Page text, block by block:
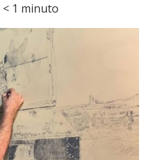
< 1 minuto